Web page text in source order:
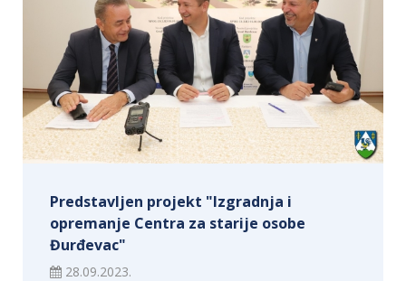
Predstavljen projekt "Izgradnja i
opremanje Centra za starije osobe
Đurđevac"
28.09.2023.